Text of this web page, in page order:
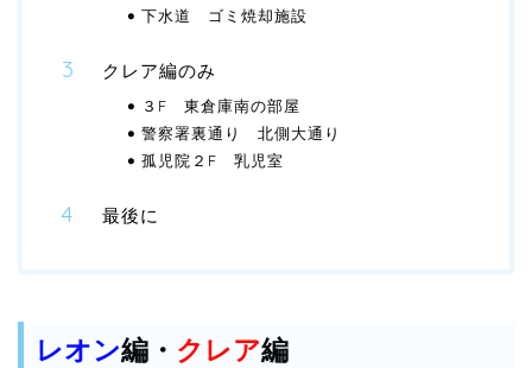
下水道 ゴミ焼却施設
クレア編のみ
３F 東倉庫南の部屋
警察署裏通り 北側大通り
孤児院２F 乳児室
最後に
レオン編・ クレア編